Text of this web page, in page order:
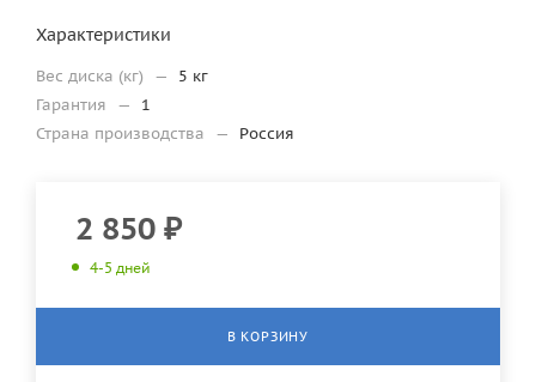
Характеристики
Вес диска (кг) —
5 кг
Гарантия
—
1
Страна производства
— Россия
2 850 ₽
4-5 дней
В КОРЗИНУ